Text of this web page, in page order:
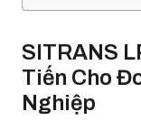
SITRANS
Tiến Cho
Nghiệp